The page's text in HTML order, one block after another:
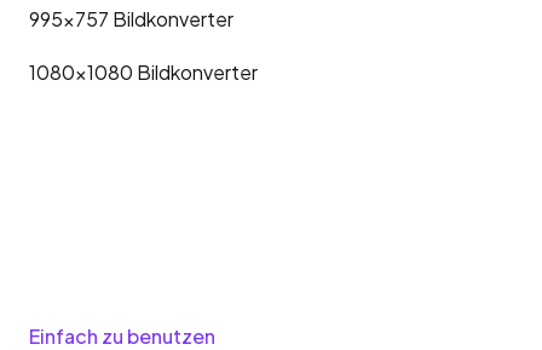
995x757 Bildkonverter
1080x1080 Bildkonverter
Einfach zu benutzen